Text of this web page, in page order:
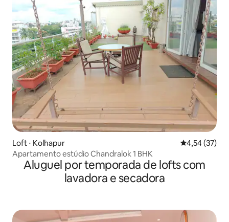
Loft ⋅ Kolhapur 4,54 de uma
4,54 (37)
Apartamento estúdio Chandralok 1 BHK
Aluguel por temporada de lofts com
lavadora e secadora